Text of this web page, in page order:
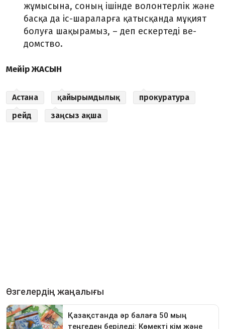
жұмысына, соның ішінде волонтерлік және
бас­қа да іс-шараларға қатысқанда мұқият
болуға шақырамыз, – деп ескертеді ве­
домство.
Мейір ЖАСЫН
Астана қайырымдылық
прокуратура
рейд
заңсыз ақша